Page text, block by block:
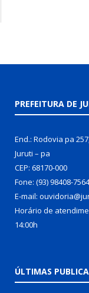
PREFEITURA DE
End.: Rodovia pa
Juruti – pa
CEP: 68170-000
Fone: (93) 98408-7564
E-mail:
Horário de
14:00h
ÚLTIMAS